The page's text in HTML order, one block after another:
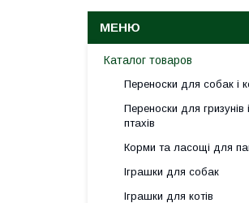
Каталог товаров
Переноски для собак і
Переноски для гризунів і
птахів
Корми та ласощі для
Іграшки для собак
Іграшки для котів